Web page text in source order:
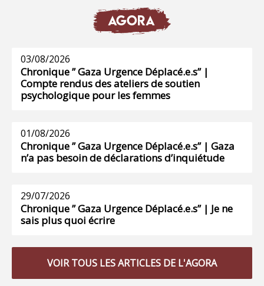
AGORA
03/08/2026
Chronique ” Gaza Urgence Déplacé.e.s” |
Compte rendus des ateliers de soutien
psychologique pour les femmes
01/08/2026
Chronique ” Gaza Urgence Déplacé.e.s” | Gaza
n’a pas besoin de déclarations d’inquiétude
29/07/2026
Chronique ” Gaza Urgence Déplacé.e.s” | Je ne
sais plus quoi écrire
VOIR TOUS LES ARTICLES DE L'AGORA